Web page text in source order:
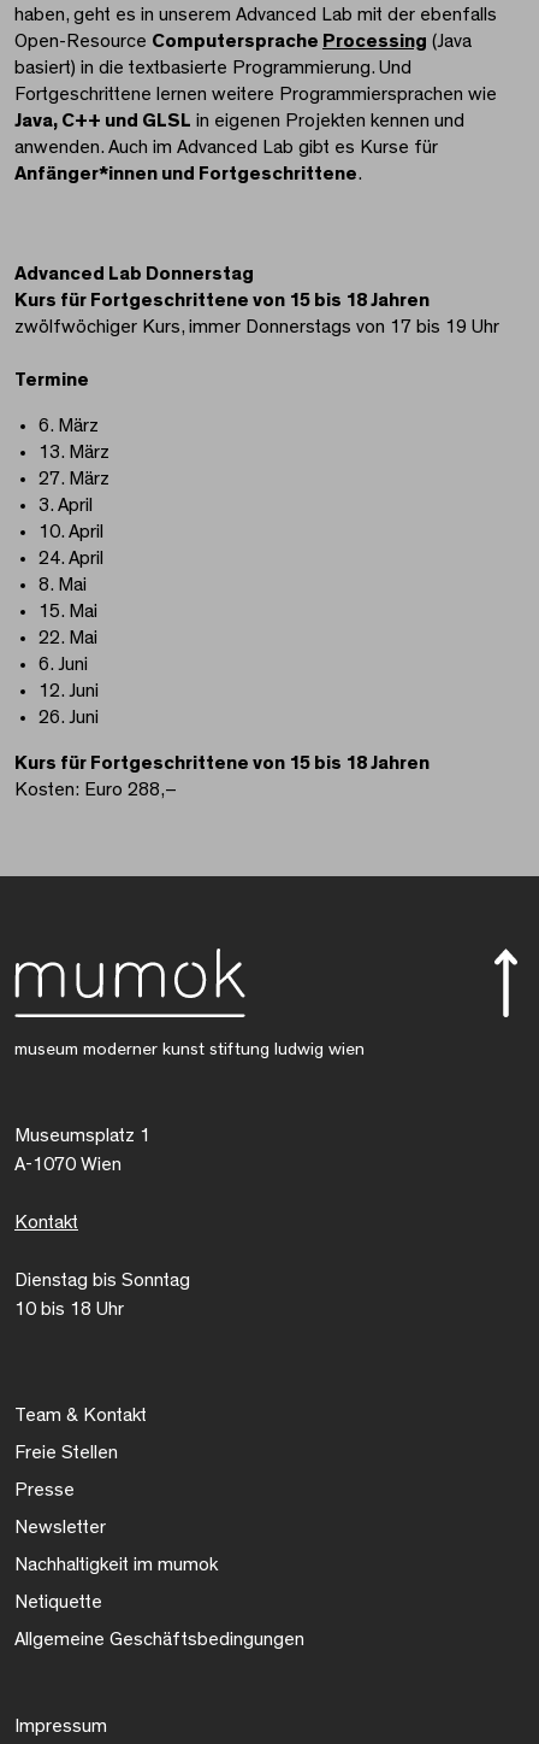
haben, geht es in unserem Advanced Lab mit der ebenfalls
Open-Resource Computersprache Processing (Java
basiert) in die textbasierte Programmierung. Und
Fortgeschrittene lernen weitere Programmiersprachen wie
Java, C++ und GLSL in eigenen Projekten kennen und
anwenden. Auch im Advanced Lab gibt es Kurse für
Anfänger*innen und Fortgeschrittene.
Advanced Lab Donnerstag
Kurs für Fortgeschrittene von 15 bis 18 Jahren
zwölfwöchiger Kurs, immer Donnerstags von 17 bis 19 Uhr
Termine
6. März
13. März
27. März
3. April
10. April
24. April
8. Mai
15. Mai
22. Mai
6. Juni
12. Juni
26. Juni
Kurs für Fortgeschrittene von 15 bis 18 Jahren
Kosten: Euro 288,–
museum moderner kunst stiftung ludwig wien
Museumsplatz 1
A-1070 Wien
Kontakt
Dienstag bis Sonntag
10 bis 18 Uhr
Team & Kontakt
Freie Stellen
Presse
Newsletter
Nachhaltigkeit im mumok
Netiquette
Allgemeine Geschäftsbedingungen
Impressum